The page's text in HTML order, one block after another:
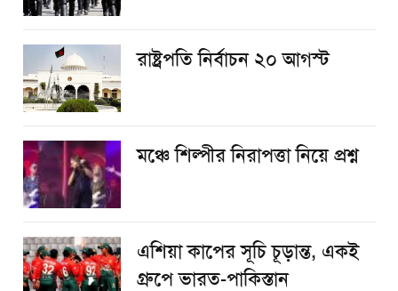
রাষ্ট্রপতি নির্বাচন ২০ আগস্ট
​মঞ্চে শিল্পীর নিরাপত্তা নিয়ে প্রশ্ন
এশিয়া কাপের সূচি চূড়ান্ত, একই
গ্রুপে ভারত-পাকিস্তান